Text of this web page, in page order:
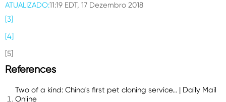
ATUALIZADO:11:19 EDT, 17 Dezembro 2018
[3]
[4]
[5]
References
Two of a kind: China's first pet cloning service... | Daily Mail
Online